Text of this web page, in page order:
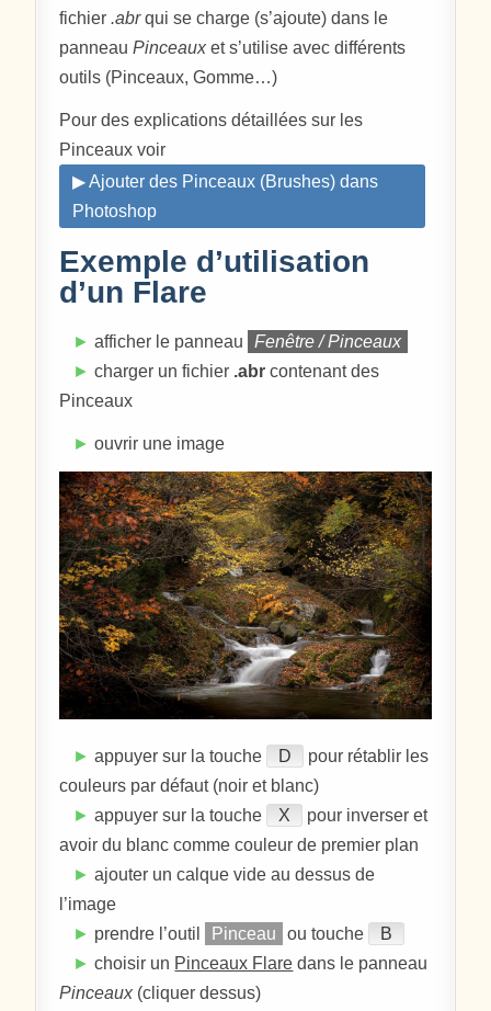
fichier .abrqui se charge (s’ajoute) dans le
panneauPinceauxet s’utilise avec différents
outils (Pinceaux, Gomme…)
Pour des explications détaillées sur les
Pinceaux voir
▶ Ajouter des Pinceaux (Brushes) dans
Photoshop
Exemple d’utilisation
d’un Flare
► afficher le panneau
Fenêtre / Pinceaux
► charger un fichier .abr contenant des
Pinceaux
► ouvrir une image
► appuyer sur la touche D
pour rétablir les
couleurs par défaut (noir et blanc)
► appuyer sur la touche X
pour inverser et
avoir du blanc comme couleur de premier plan
► ajouter un calque vide au dessus de
l’image
► prendre l’outil Pinceau ou touche
B
► choisir un Pinceaux Flare dans le panneau
Pinceaux(cliquer dessus)